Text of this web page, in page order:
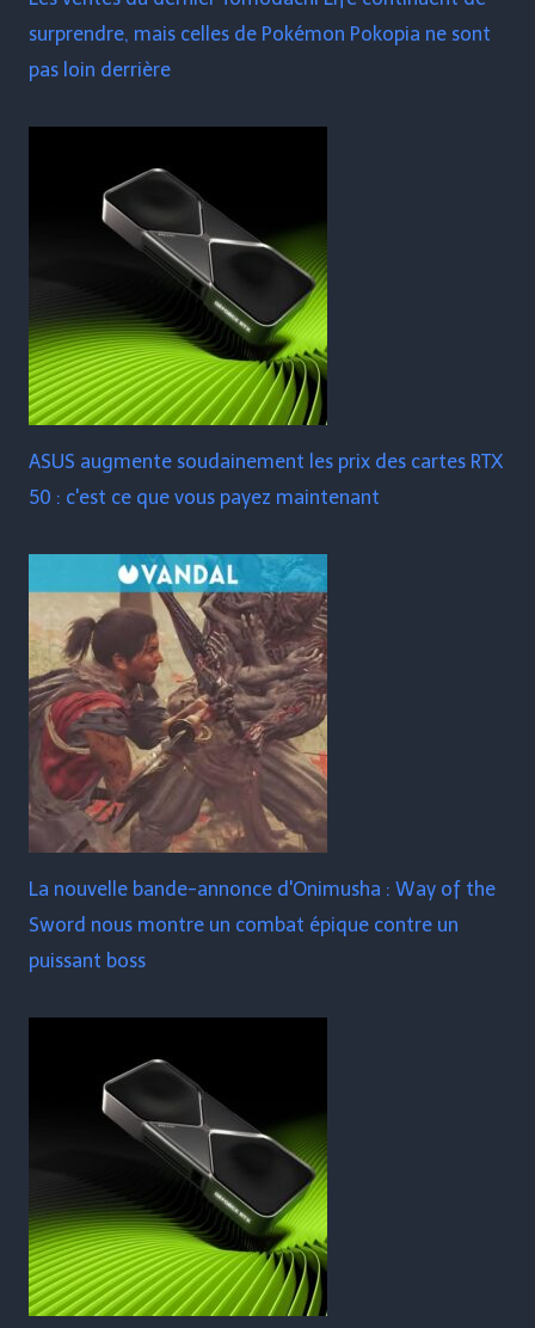
surprendre, mais celles de Pokémon Pokopia ne sont
pas loin derrière
ASUS augmente soudainement les prix des cartes RTX
50 : c'est ce que vous payez maintenant
La nouvelle bande-annonce d'Onimusha : Way of the
Sword nous montre un combat épique contre un
puissant boss